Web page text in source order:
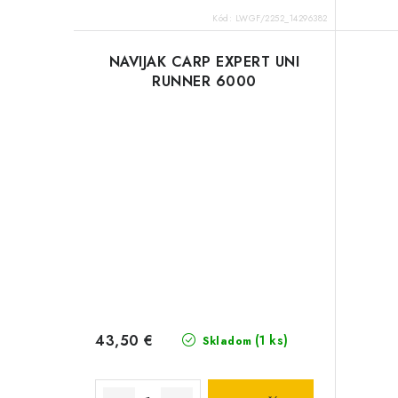
Kód: LWGF/2252_14296382
NAVIJAK CARP EXPERT UNI
RUNNER 6000
Skladom (1 ks)
43,50 €